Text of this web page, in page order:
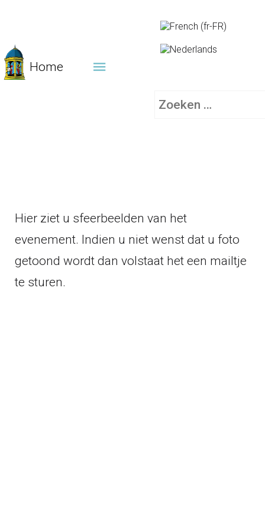
Home
Zoeken
Hier ziet u sfeerbeelden van het
evenement. Indien u niet wenst dat u foto
getoond wordt dan volstaat het een mailtje
te sturen.